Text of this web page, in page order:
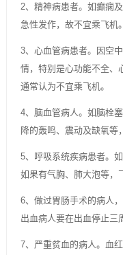
2、精神病患者。如癫痫
急性发作，故不宜乘飞机。
3、心血管病患者。因空
情，特别是心功能不全、
通常认为不宜乘飞机。
4、脑血管病人。如脑栓
降的轰鸣、震动及缺氧等
5、呼吸系统疾病患者。
如果有气胸、肺大泡等，
6、做过胃肠手术的病人
出血病人要在出血停止三
7、严重贫血的病人。血